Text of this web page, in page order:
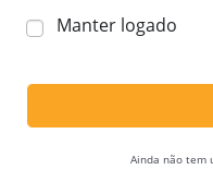
Manter logado
Ainda não tem